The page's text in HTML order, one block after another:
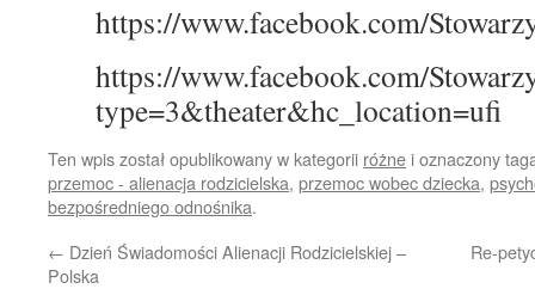
https://www.facebook.com/
https://www.facebook.com/
type=3&theater&hc_location=ufi
Ten wpis został opublikowany w kategorii różne i oznaczony
przemoc - alienacja rodzicielska, przemoc wobec dziecka,
bezpośredniego odnośnika.
← Dzień Świadomości Alienacji Rodzicielskiej –
Polska
Re-